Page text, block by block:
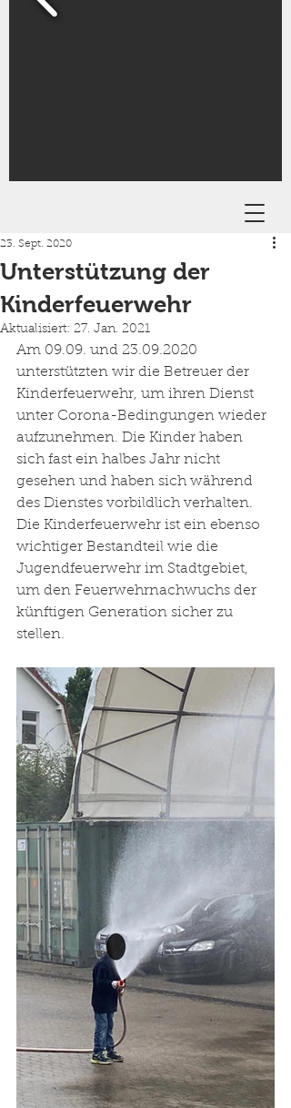
Unterstützung der
Kinderfeuerwehr
23. Sept. 2020
Aktualisiert: 27. Jan. 2021
Am 09.09. und 23.09.2020
unterstützten wir die Betreuer der
Kinderfeuerwehr, um ihren Dienst
unter Corona-Bedingungen wieder
aufzunehmen. Die Kinder haben
sich fast ein halbes Jahr nicht
gesehen und haben sich während
des Dienstes vorbildlich verhalten.
Die Kinderfeuerwehr ist ein ebenso
wichtiger Bestandteil wie die
Jugendfeuerwehr im Stadtgebiet,
um den Feuerwehrnachwuchs der
künftigen Generation sicher zu
stellen.